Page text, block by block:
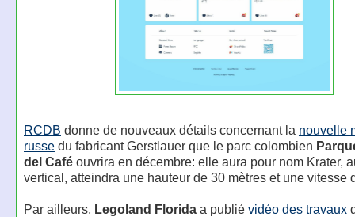
RCDB donne de nouveaux détails concernant la nouvelle
russedu fabricant Gerstlauer que le parc colombien
del Caféouvrira en décembre: elle aura pour nom Krater,
vertical, atteindra une hauteur de 30 mètres et une vitesse
Par ailleurs, Legoland Floridaa publié vidéo des travaux